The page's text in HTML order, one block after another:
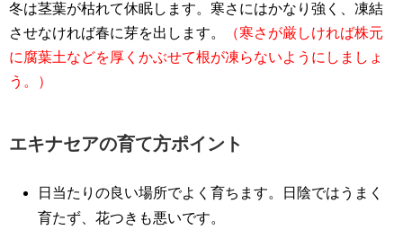
冬は茎葉が枯れて休眠します。寒さにはかなり強く、凍結
させなければ春に芽を出します。
（寒さが厳しければ株元
に腐葉土などを厚くかぶせて根が凍らないようにしましょ
う。）
エキナセアの育て方ポイント
日当たりの良い場所でよく育ちます。日陰ではうまく
育たず、花つきも悪いです。